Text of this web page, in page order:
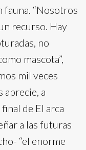
fauna. “Nosotros
recurso. Hay
no
mascota”,
mil veces
aprecie, a
de El arca
a las futuras
“el enorme